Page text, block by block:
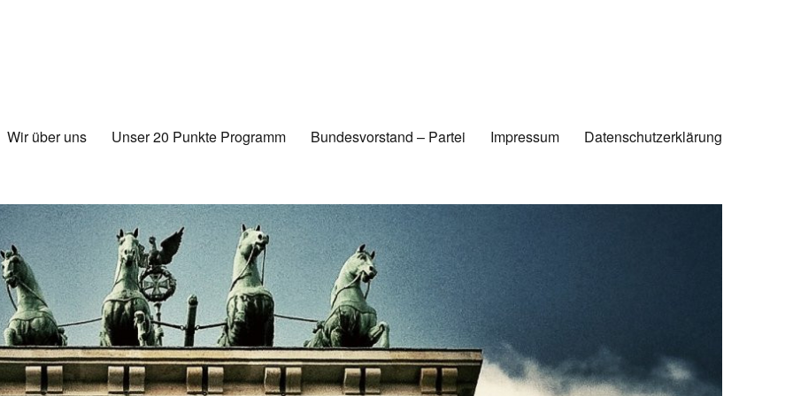
Wir über uns Unser 20 Punkte Programm Bundesvorstand – Partei Impressum Datenschutzerklärung